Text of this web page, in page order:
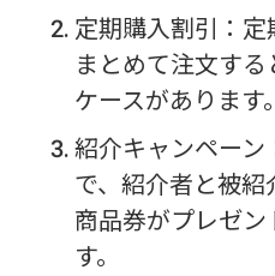
定期購入割引：
まとめて注文す
ケースがあります。
紹介キャンペー
で、紹介者と被
商品券がプレゼ
す。